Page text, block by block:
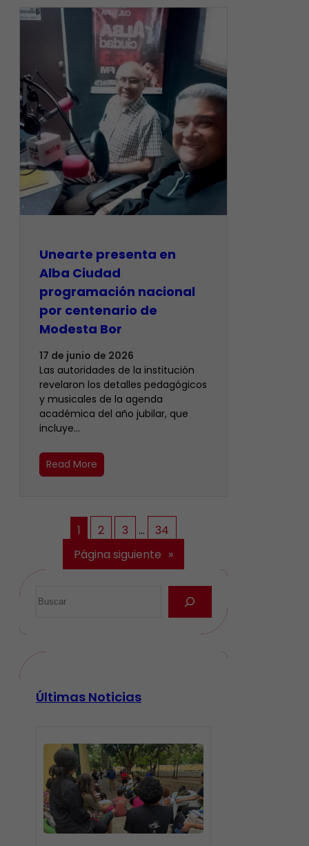
​Unearte presenta en
Alba Ciudad
programación nacional
por centenario de
Modesta Bor
17 de junio de 2026
Las autoridades de la institución
revelaron los detalles pedagógicos
y musicales de la agenda
académica del año jubilar, que
incluye…
Read More
1 2 3 …
34
Página siguiente »
Últimas Noticias